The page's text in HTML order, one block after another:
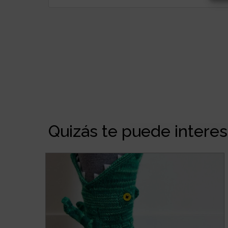
Quizás te puede